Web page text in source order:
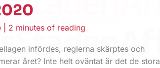
2 minutes of reading
infördes, reglerna skärptes och
året? Inte helt oväntat är det de stora